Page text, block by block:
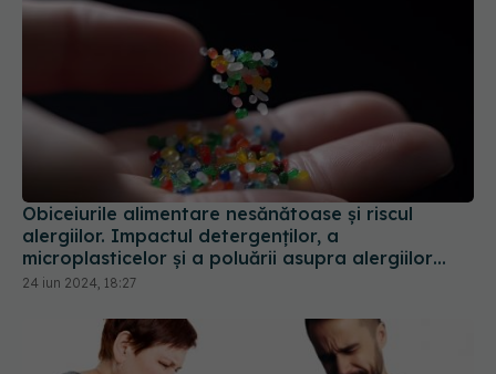
Obiceiurile alimentare nesănătoase și riscul
alergiilor. Impactul detergenților, a
microplasticelor și a poluării asupra alergiilor
alimentare
24 iun 2024, 18:27